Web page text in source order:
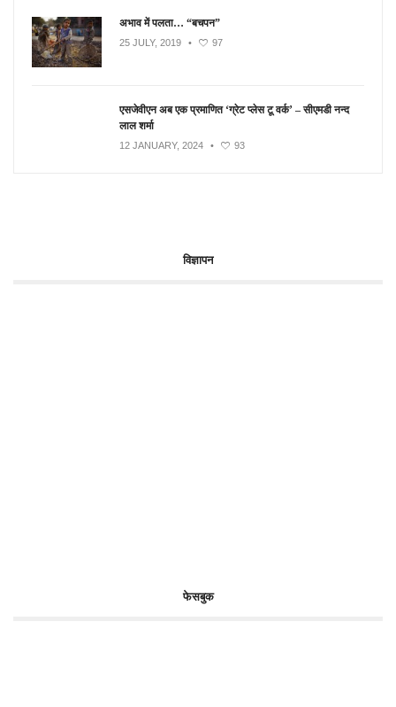
अभाव में पलता… “बचपन”
25 JULY, 2019 • 97
एसजेवीएन अब एक प्रमाणित ‘ग्रेट प्लेस टू वर्क’ – सीएमडी नन्द
लाल शर्मा
12 JANUARY, 2024 • 93
विज्ञापन
फेसबुक